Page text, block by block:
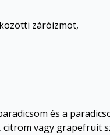
záróizmot,
és a
citrom vagy grapefruit